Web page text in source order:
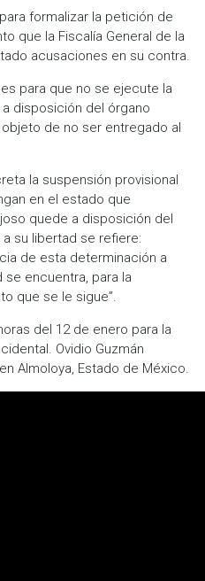
formalizar la petición de
que la Fiscalía General de la
acusaciones en su contra.
para que no se ejecute la
disposición del órgano
de no ser entregado al
la suspensión provisional
en el estado que
quede a disposición del
su libertad se refiere:
de esta determinación a
encuentra, para la
que se le sigue”.
del 12 de enero para la
Ovidio Guzmán
Almoloya, Estado de México.